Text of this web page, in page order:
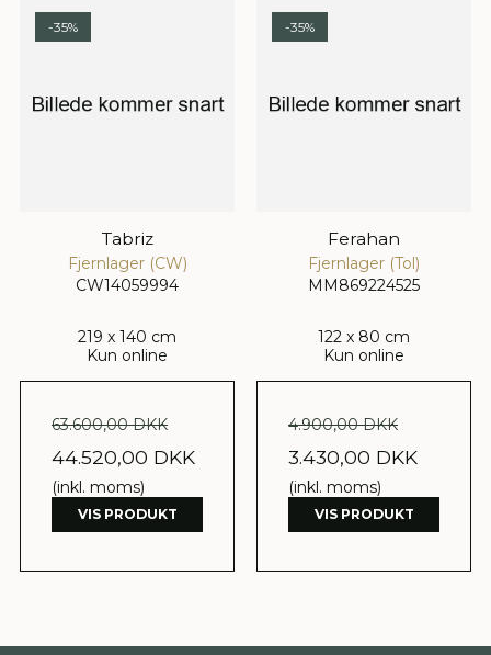
-35%
Tabriz
Fjernlager (CW)
CW14059994
219 x 140 cm
Kun online
63.600,00 DKK
44.520,00 DKK
(inkl. moms)
VIS PRODUKT
-35%
Ferahan
Fjernlager (Tol)
MM869224525
122 x 80 cm
Kun online
4.900,00 DKK
3.430,00 DKK
(inkl. moms)
VIS PRODUKT